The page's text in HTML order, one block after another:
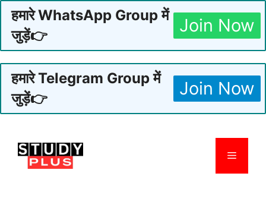
हमारे WhatsApp Group में
जुड़ें👉
Join Now
हमारे Telegram Group में
जुड़ें👉
Join Now
content
Menu